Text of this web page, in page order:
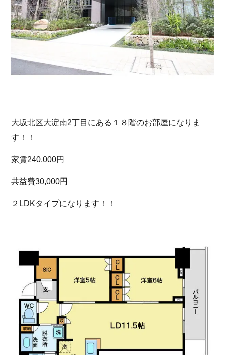
大坂北区大淀南2丁目にある１８階のお部屋になりま
す！！
家賃240,000円
共益費30,000円
２LDKタイプになります！！